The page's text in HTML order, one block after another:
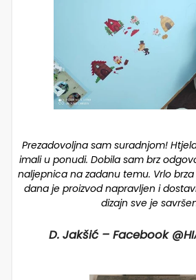
Prezadovoljna sam suradnjom!
imali u ponudi. Dobila sam brz
naljepnica na zadanu temu. Vrlo
dana je proizvod napravljen i
dizajn sve je
D. Jakšić – Facebook